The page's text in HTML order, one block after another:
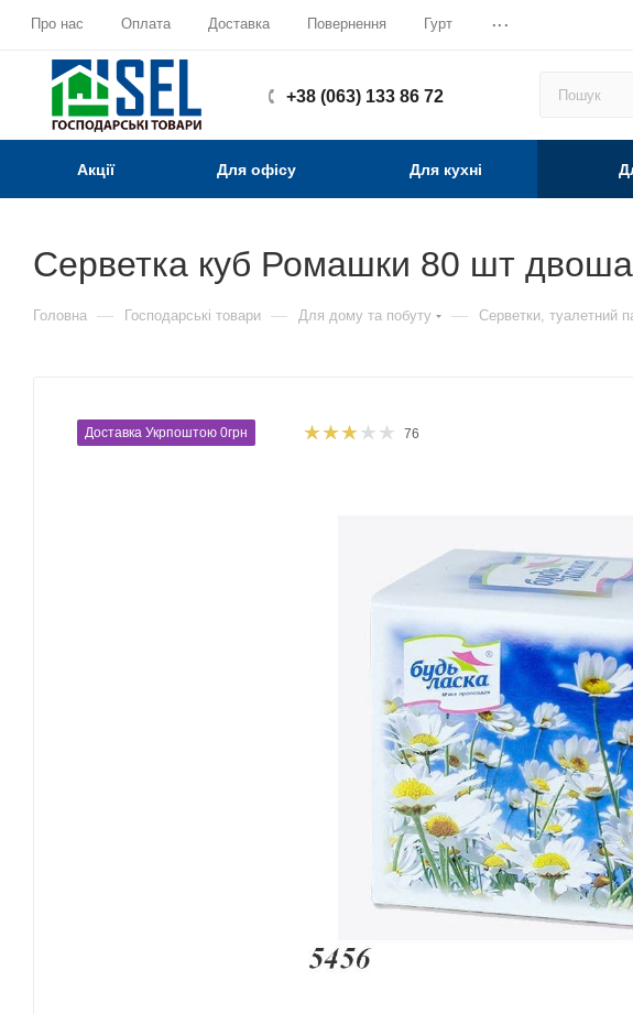
Про нас Оплата Доставка Повернення Гурт ...
+38 (063) 133 86 72
Акції Для офісу Для кухні
Серветка куб Ромашки 80 шт
Головна — Господарські товари — Для дому та побуту — Серветки, туалетний
Доставка Укрпоштою 0грн 76